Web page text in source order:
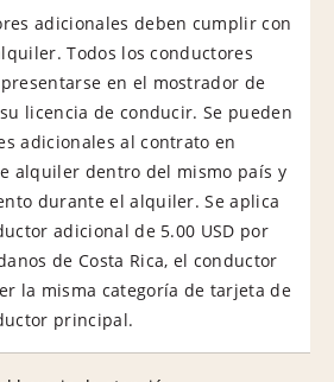
adicionales deben cumplir con
Todos los conductores
en el mostrador de
licencia de conducir. Se pueden
adicionales al contrato en
alquiler dentro del mismo país y
durante el alquiler. Se aplica
adicional de 5.00 USD por
de Costa Rica, el conductor
la misma categoría de tarjeta de
principal.